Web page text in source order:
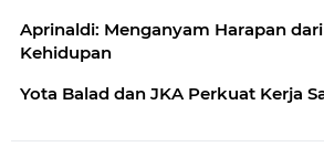
Aprinaldi: Menganyam Harapan
Kehidupan
Yota Balad dan JKA Perkuat Kerja